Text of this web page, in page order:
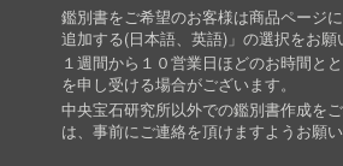
鑑別書をご希望のお客様は商品ページ
追加する(日本語、英語)」の選択をお願
１週間から１０営業日ほどのお時間と
を申し受ける場合がございます。
中央宝石研究所以外での鑑別書作成を
は、事前にご連絡を頂けますようお願い